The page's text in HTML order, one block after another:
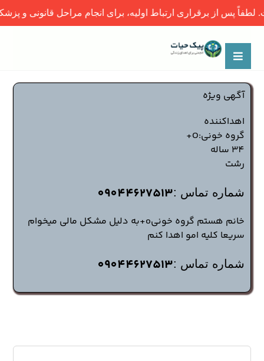
آگهی ویژه
اهداکننده
گروه خونی:O+
34 ساله
رشت
شماره تماس :09044627513
خانم هستم گروه خونیo+به دلیل مشکل مالی میخوام
سریعا کلیه امو اهدا کنم
شماره تماس :09044627513
ارتباط اولیه، برای انجام مراحل قانونی و پزشکی، حتماً